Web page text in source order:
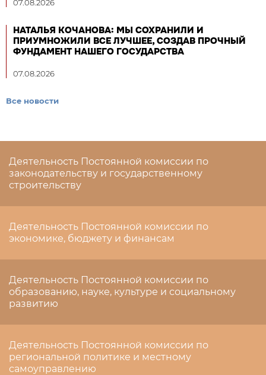
07.08.2026
НАТАЛЬЯ КОЧАНОВА: МЫ СОХРАНИЛИ И
ПРИУМНОЖИЛИ ВСЕ ЛУЧШЕЕ, СОЗДАВ ПРОЧНЫЙ
ФУНДАМЕНТ НАШЕГО ГОСУДАРСТВА
07.08.2026
Все новости
Деятельность Постоянной комиссии по
законодательству и государственному
строительству
Деятельность Постоянной комиссии по
экономике, бюджету и финансам
Деятельность Постоянной комиссии по
образованию, науке, культуре и социальному
развитию
Деятельность Постоянной комиссии по
региональной политике и местному
самоуправлению